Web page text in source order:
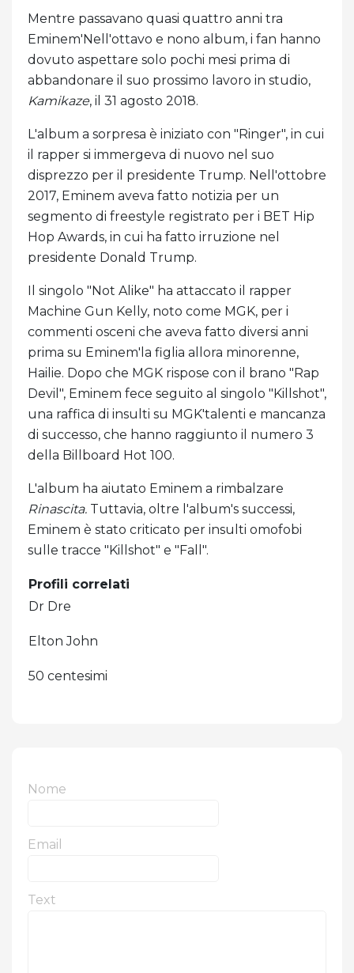
Mentre passavano quasi quattro anni tra
Eminem'Nell'ottavo e nono album, i fan hanno
dovuto aspettare solo pochi mesi prima di
abbandonare il suo prossimo lavoro in studio,
Kamikaze, il 31 agosto 2018.
L'album a sorpresa è iniziato con "Ringer", in cui
il rapper si immergeva di nuovo nel suo
disprezzo per il presidente Trump. Nell'ottobre
2017, Eminem aveva fatto notizia per un
segmento di freestyle registrato per i BET Hip
Hop Awards, in cui ha fatto irruzione nel
presidente Donald Trump.
Il singolo "Not Alike" ha attaccato il rapper
Machine Gun Kelly, noto come MGK, per i
commenti osceni che aveva fatto diversi anni
prima su Eminem'la figlia allora minorenne,
Hailie. Dopo che MGK rispose con il brano "Rap
Devil", Eminem fece seguito al singolo "Killshot",
una raffica di insulti su MGK'talenti e mancanza
di successo, che hanno raggiunto il numero 3
della Billboard Hot 100.
L'album ha aiutato Eminem a rimbalzare
Rinascita. Tuttavia, oltre l'album's successi,
Eminem è stato criticato per insulti omofobi
sulle tracce "Killshot" e "Fall".
Profili correlati
Dr Dre
Elton John
50 centesimi
Nome
Email
Text